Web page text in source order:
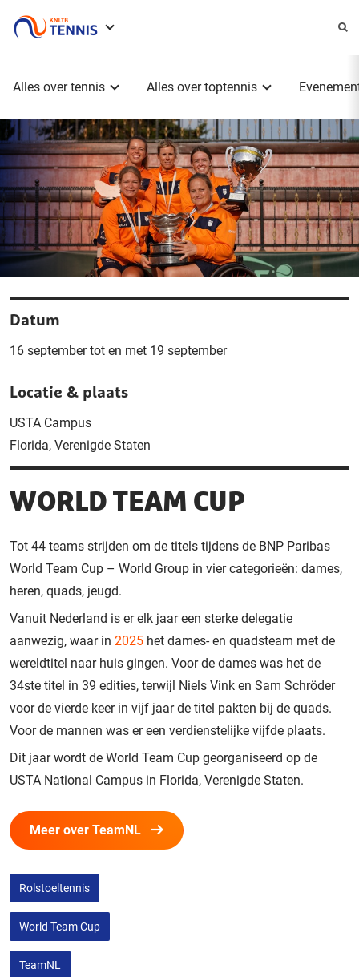
Alles over tennis Alles over toptennis
Datum
16 september tot en met 19 september
Locatie & plaats
USTA Campus
Florida, Verenigde Staten
WORLD TEAM CUP
Tot 44 teams strijden om de titels tijdens de BNP Paribas
World Team Cup – World Group in vier categorieën: dames,
heren, quads, jeugd.
Vanuit Nederland is er elk jaar een sterke delegatie
aanwezig, waar in 2025 het dames- en quadsteam met de
wereldtitel naar huis gingen. Voor de dames was het de
34ste titel in 39 edities, terwijl Niels Vink en Sam Schröder
voor de vierde keer in vijf jaar de titel pakten bij de quads.
Voor de mannen was er een verdienstelijke vijfde plaats.
Dit jaar wordt de World Team Cup georganiseerd op de
USTA National Campus in Florida, Verenigde Staten.
Meer over TeamNL
Rolstoeltennis
World Team Cup
TeamNL